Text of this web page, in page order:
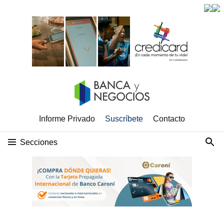
Informe Privado Suscríbete Contacto
Secciones